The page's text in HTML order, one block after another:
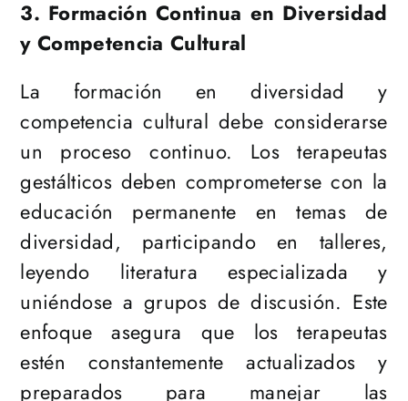
3. Formación Continua en Diversidad
y Competencia Cultural
La formación en diversidad y
competencia cultural debe considerarse
un proceso continuo. Los terapeutas
gestálticos deben comprometerse con la
educación permanente en temas de
diversidad, participando en talleres,
leyendo literatura especializada y
uniéndose a grupos de discusión. Este
enfoque asegura que los terapeutas
estén constantemente actualizados y
preparados para manejar las